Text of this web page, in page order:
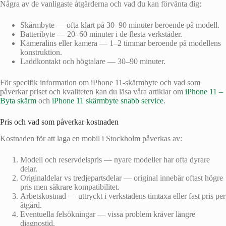
Några av de vanligaste åtgärderna och vad du kan förvänta dig:
Skärmbyte — ofta klart på 30–90 minuter beroende på modell.
Batteribyte — 20–60 minuter i de flesta verkstäder.
Kameralins eller kamera — 1–2 timmar beroende på modellens
konstruktion.
Laddkontakt och högtalare — 30–90 minuter.
För specifik information om iPhone 11-skärmbyte och vad som
påverkar priset och kvaliteten kan du läsa våra artiklar om iPhone 11 –
Byta skärm och iPhone 11 skärmbyte snabb service.
Pris och vad som påverkar kostnaden
Kostnaden för att laga en mobil i Stockholm påverkas av:
Modell och reservdelspris — nyare modeller har ofta dyrare
delar.
Originaldelar vs tredjepartsdelar — original innebär oftast högre
pris men säkrare kompatibilitet.
Arbetskostnad — uttryckt i verkstadens timtaxa eller fast pris per
åtgärd.
Eventuella felsökningar — vissa problem kräver längre
diagnostid.